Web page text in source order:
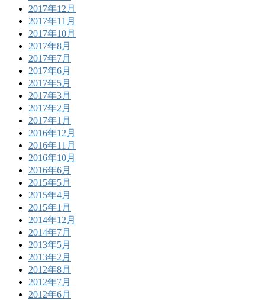
2017年12月
2017年11月
2017年10月
2017年8月
2017年7月
2017年6月
2017年5月
2017年3月
2017年2月
2017年1月
2016年12月
2016年11月
2016年10月
2016年6月
2015年5月
2015年4月
2015年1月
2014年12月
2014年7月
2013年5月
2013年2月
2012年8月
2012年7月
2012年6月